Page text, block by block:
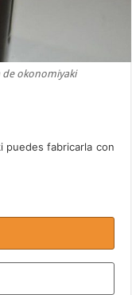
de okonomiyaki
puedes fabricarla con